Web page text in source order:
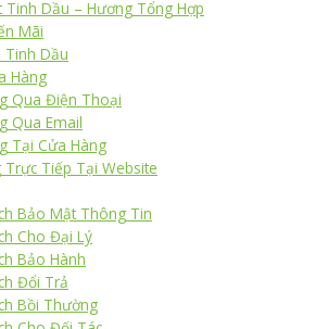
Tinh Dầu – Hương Tổng Hợp
Mãi
Dầu
Hàng
Qua Điện Thoại
Qua Email
Tại Cửa Hàng
Tiếp Tại Website
Bảo Mật Thông Tin
Cho Đại Lý
Bảo Hành
Đổi Trả
Bồi Thường